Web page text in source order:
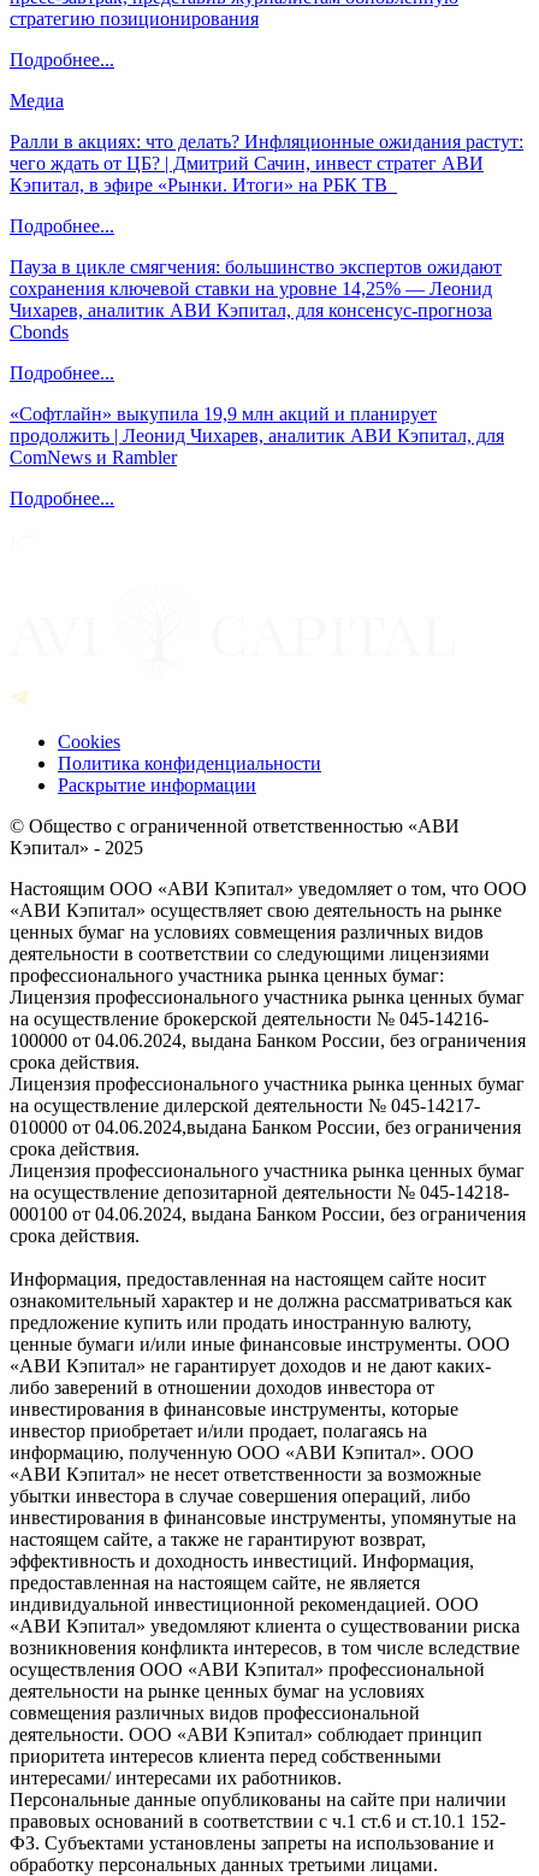
стратегию позиционирования
Подробнее...
Медиа
Ралли в акциях: что делать? Инфляционные ожидания растут:
чего ждать от ЦБ? | Дмитрий Сачин, инвест стратег АВИ
Кэпитал, в эфире «Рынки. Итоги» на РБК ТВ
Подробнее...
Пауза в цикле смягчения: большинство экспертов ожидают
сохранения ключевой ставки на уровне 14,25% — Леонид
Чихарев, аналитик АВИ Кэпитал, для консенсус-прогноза
Cbonds
Подробнее...
«Софтлайн» выкупила 19,9 млн акций и планирует
продолжить | Леонид Чихарев, аналитик АВИ Кэпитал, для
ComNews и Rambler
Подробнее...
Cookies
Политика конфиденциальности
Раскрытие информации
© Общество с ограниченной ответственностью «АВИ
Кэпитал» - 2025
Настоящим ООО «АВИ Кэпитал» уведомляет о том, что ООО
«АВИ Кэпитал» осуществляет свою деятельность на рынке
ценных бумаг на условиях совмещения различных видов
деятельности в соответствии со следующими лицензиями
профессионального участника рынка ценных бумаг:
Лицензия профессионального участника рынка ценных бумаг
на осуществление брокерской деятельности № 045-14216-
100000 от 04.06.2024, выдана Банком России, без ограничения
срока действия.
Лицензия профессионального участника рынка ценных бумаг
на осуществление дилерской деятельности № 045-14217-
010000 от 04.06.2024,выдана Банком России, без ограничения
срока действия.
Лицензия профессионального участника рынка ценных бумаг
на осуществление депозитарной деятельности № 045-14218-
000100 от 04.06.2024, выдана Банком России, без ограничения
срока действия.
Информация, предоставленная на настоящем сайте носит
ознакомительный характер и не должна рассматриваться как
предложение купить или продать иностранную валюту,
ценные бумаги и/или иные финансовые инструменты. ООО
«АВИ Кэпитал» не гарантирует доходов и не дают каких-
либо заверений в отношении доходов инвестора от
инвестирования в финансовые инструменты, которые
инвестор приобретает и/или продает, полагаясь на
информацию, полученную ООО «АВИ Кэпитал». ООО
«АВИ Кэпитал» не несет ответственности за возможные
убытки инвестора в случае совершения операций, либо
инвестирования в финансовые инструменты, упомянутые на
настоящем сайте, а также не гарантируют возврат,
эффективность и доходность инвестиций. Информация,
предоставленная на настоящем сайте, не является
индивидуальной инвестиционной рекомендацией. ООО
«АВИ Кэпитал» уведомляют клиента о существовании риска
возникновения конфликта интересов, в том числе вследствие
осуществления ООО «АВИ Кэпитал» профессиональной
деятельности на рынке ценных бумаг на условиях
совмещения различных видов профессиональной
деятельности. ООО «АВИ Кэпитал» соблюдает принцип
приоритета интересов клиента перед собственными
интересами/ интересами их работников.
Персональные данные опубликованы на сайте при наличии
правовых оснований в соответствии с ч.1 ст.6 и ст.10.1 152-
ФЗ. Субъектами установлены запреты на использование и
обработку персональных данных третьими лицами.